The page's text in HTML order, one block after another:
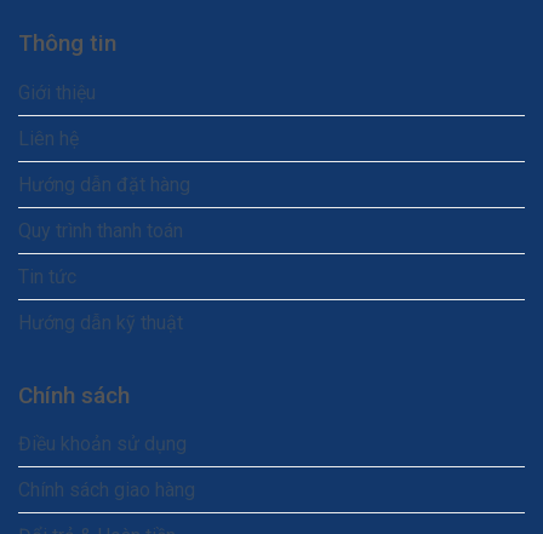
Thông tin
Giới thiệu
Liên hệ
Hướng dẫn đặt hàng
Quy trình thanh toán
Tin tức
Hướng dẫn kỹ thuật
Chính sách
Điều khoản sử dụng
Chính sách giao hàng